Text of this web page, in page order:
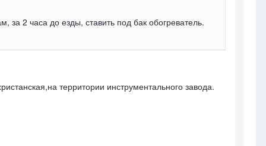
2 часа до езды, ставить под бак обогреватель.
территории инструментального завода.